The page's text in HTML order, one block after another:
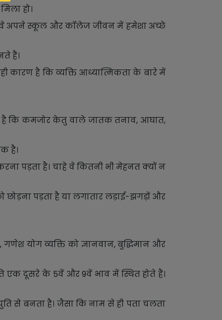
हो।
वे अपने स्कूल और कॉलेज जीवन में हमेशा अच्छे
हैं।
कारण है कि व्यक्ति आध्यात्मिकता के बारे में
है कि कमजोर केतु वाले जातक तनाव, आघात,
है।
पड़ता है। चाहे वे कितनी भी मेहनत क्यों न
छोड़ना पड़ता है या लगातार लड़ाई-झगड़ों और
योग व्यक्ति को ज्ञानवान, बुद्धिमान और
एक दूसरे के 5वें और 9वें भाव में स्थित होते हैं।
से बनता है। जैसा कि नाम से ही पता चलता